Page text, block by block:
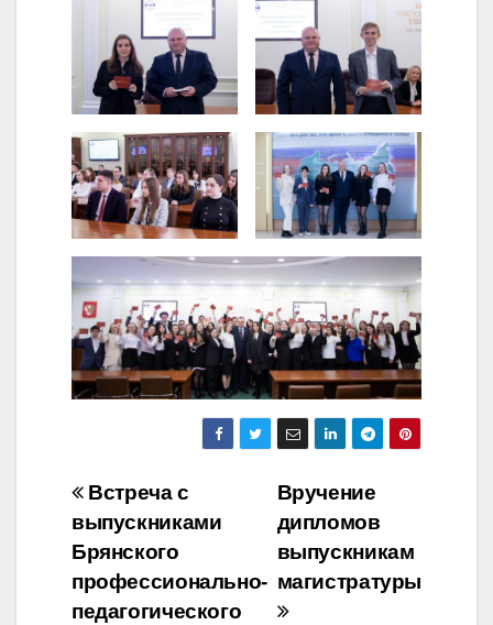
Навигация
по
записям
Вручение
дипломов
выпускникам
магистратуры
Встреча с
выпускниками
Брянского
профессионально-
педагогического